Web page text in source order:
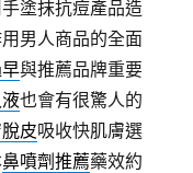
塗抹抗痘產品造
男人商品的全面
與推薦品牌重要
也會有很驚人的
皮吸收快肌膚選
鼻噴劑推薦藥效約